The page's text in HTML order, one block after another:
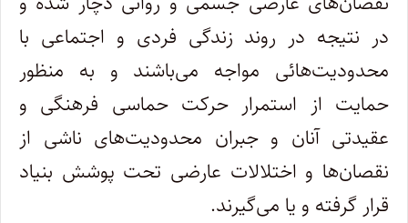
در نتیجه در روند زندگی فردی و اجتماعی با
محدودیت‌هائی مواجه می‌باشند و به منظور
حمایت از استمرار حرکت حماسی فرهنگی و
عقیدتی آنان و جبران محدودیت‌های ناشی از
نقصان‌ها و اختلالات عارضی تحت پوشش بنیاد
قرار گرفته و یا می‌گیرند.